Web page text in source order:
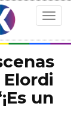
Toggle
un